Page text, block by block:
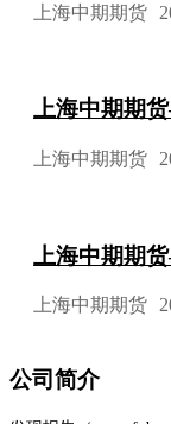
上海中期期货
上海中期期
上海中期期货
上海中期期
上海中期期货
公司简介